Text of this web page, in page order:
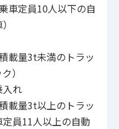
車定員10人以下の自
載量3t未満のトラッ
）
れ
載量3t以上のトラッ
員11人以上の自動